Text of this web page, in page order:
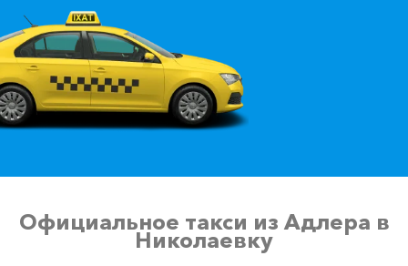
Официальное такси из Адлера в
Николаевку